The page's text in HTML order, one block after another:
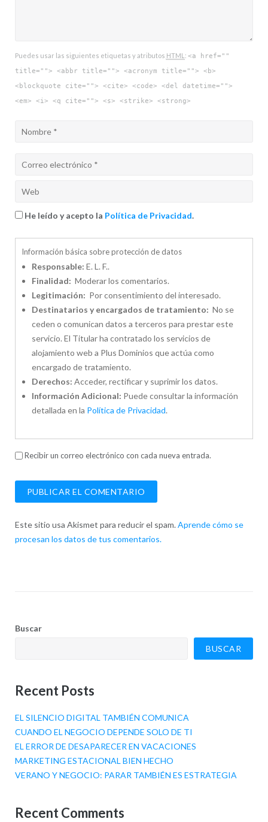
Puedes usar las siguientes etiquetas y atributos HTML : <a href=""
title=""> <abbr title=""> <acronym title=""> <b>
<blockquote cite=""> <cite> <code> <del datetime="">
<em> <i> <q cite=""> <s> <strike> <strong>
He leído y acepto la Política de Privacidad.
Información básica sobre protección de datos
Responsable: E. L. F..
Finalidad: Moderar los comentarios.
Legitimación: Por consentimiento del interesado.
Destinatarios y encargados de tratamiento: No se
ceden o comunican datos a terceros para prestar este
servicio. El Titular ha contratado los servicios de
alojamiento web a Plus Dominios que actúa como
encargado de tratamiento.
Derechos: Acceder, rectificar y suprimir los datos.
Información Adicional: Puede consultar la información
detallada en la Política de Privacidad.
Recibir un correo electrónico con cada nueva entrada.
Este sitio usa Akismet para reducir el spam. Aprende cómo se
procesan los datos de tus comentarios.
Buscar
BUSCAR
Recent Posts
EL SILENCIO DIGITAL TAMBIÉN COMUNICA
CUANDO EL NEGOCIO DEPENDE SOLO DE TI
EL ERROR DE DESAPARECER EN VACACIONES
MARKETING ESTACIONAL BIEN HECHO
VERANO Y NEGOCIO: PARAR TAMBIÉN ES ESTRATEGIA
Recent Comments